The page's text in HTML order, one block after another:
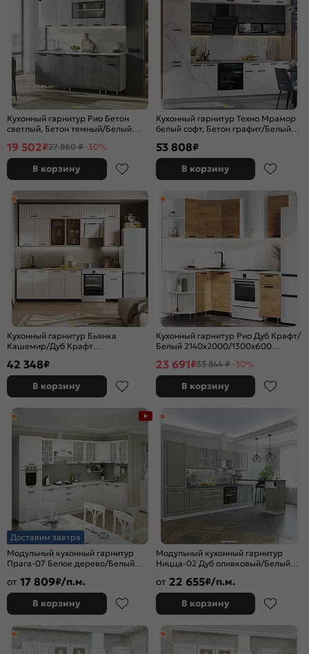
Кухонный гарнитур Рио Бетон
светлый, Бетон темный/Белый
19 502₽27 860 ₽ -30%
В корзину
Кухонный гарнитур Техно Мрамор
белый софт, Бетон графит/Белый
53 808₽
В корзину
Кухонный гарнитур Бьянка
Кашемир/Дуб Крафт
42 348₽
В корзину
Кухонный гарнитур Рио Дуб Крафт/
Белый 2140x2000/1300x600
23 691₽33 844 ₽ -30%
В корзину
Доставим завтра
Модульный кухонный гарнитур
Прага-07 Белое дерево/Белый
от 17 809₽/п.м.
В корзину
Модульный кухонный гарнитур
Ницца-02 Дуб оливковый/Белый
от 22 655₽/п.м.
В корзину